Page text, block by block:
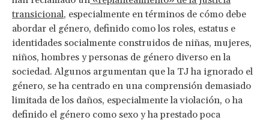
transicional, especialmente en términos de cómo debe
abordar el género, definido como los roles, estatus e
identidades socialmente construidos de niñas, mujeres,
niños, hombres y personas de género diverso en la
sociedad. Algunos argumentan que la TJ ha ignorado el
género, se ha centrado en una comprensión demasiado
limitada de los daños, especialmente la violación, o ha
definido el género como sexo y ha prestado poca